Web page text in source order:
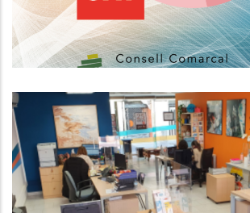
EL CONSELL COMARCAL
PENEDÈS DÓNA
MUNICIPIS EN L’ÀMBIT